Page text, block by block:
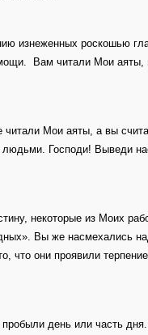
изнеженных роскошью
Вам читали Мои аяты,
читали Мои аяты, а вы
Господи! Выведи
некоторые из Моих
Вы же насмехались
что они проявили
день или часть